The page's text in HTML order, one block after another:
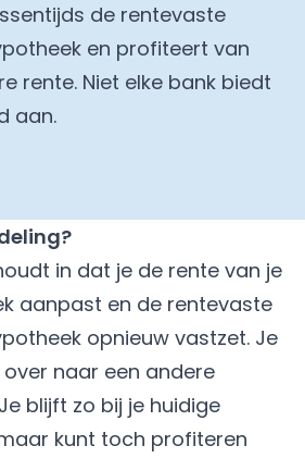
de rentevaste
en profiteert van
rente. Niet elke bank biedt
aan.
in dat je de rente van je
aanpast en de rentevaste
opnieuw vastzet. Je
naar een andere
blijft zo bij je huidige
kunt toch profiteren